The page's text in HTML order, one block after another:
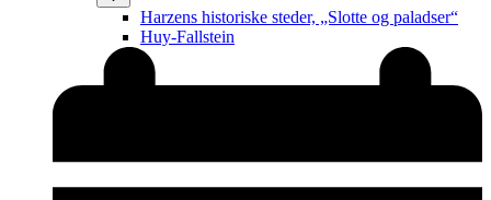
Harzens historiske steder, „Slotte og paladser“
Huy-Fallstein